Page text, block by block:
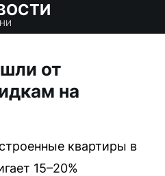
от
на
квартиры в
15–20%